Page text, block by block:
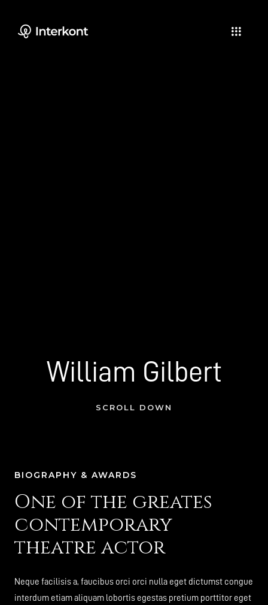
William Gilbert
SCROLL DOWN
BIOGRAPHY & AWARDS
One of the greates
contemporary
theatre actor
Neque facilisis a, faucibus orci orci nulla eget dictumst congue
interdum etiam aliquam lobortis egestas pretium porttitor eget